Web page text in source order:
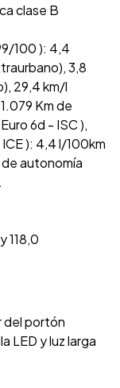
clase B
100 ): 4,4
3,8
29,4 km/l
Km de
6d - ISC ),
): 4,4 l/100km
autonomía
118,0
del portón
LED y luz larga